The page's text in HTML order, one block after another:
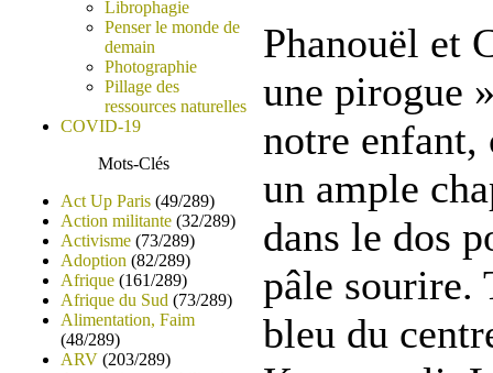
Librophagie
Penser le monde de
demain
Photographie
Pillage des
ressources naturelles
COVID-19
Mots-Clés
Act Up Paris (49/289)
Action militante (32/289)
Activisme (73/289)
Adoption (82/289)
Afrique (161/289)
Afrique du Sud (73/289)
Alimentation, Faim
(48/289)
ARV (203/289)
Phanouël et
une pirogue
notre enfant,
un ample
dans le dos
pâle sourire.
bleu du